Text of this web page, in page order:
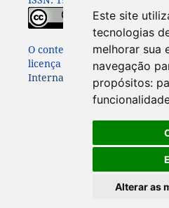
Este site
tecnologias
melhorar sua
navegação
propósitos:
Alterar as
O conteúdo dessa Revista
licença
Creative Commons
International License